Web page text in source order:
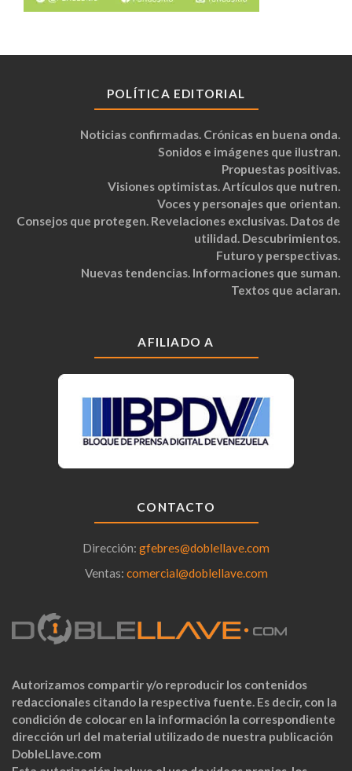
POLÍTICA EDITORIAL
Noticias confirmadas. Crónicas en buena onda.
Sonidos e imágenes que ilustran.
Propuestas positivas.
Visiones optimistas. Artículos que nutren.
Voces y personajes que orientan.
Consejos que protegen. Revelaciones exclusivas. Datos de
utilidad. Descubrimientos.
Futuro y perspectivas.
Nuevas tendencias. Informaciones que suman.
Textos que aclaran.
AFILIADO A
CONTACTO
Dirección: gfebres@doblellave.com
Ventas: comercial@doblellave.com
Autorizamos compartir y/o reproducir los contenidos
redaccionales citando la respectiva fuente. Es decir, con la
condición de colocar en la información la correspondiente
dirección url del material utilizado de nuestra publicación
DobleLlave.com